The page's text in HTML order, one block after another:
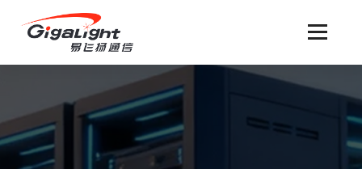
开放光网络器件的向导